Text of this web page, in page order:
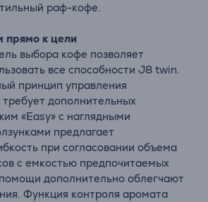
раф-кофе.
к цели
выбора кофе позволяет
все способности J8 twin.
принцип управления
дополнительных
«Easy» с наглядными
предлагает
при согласовании объема
с емкостью предпочитаемых
дополнительно облегчают
Функция контроля аромата